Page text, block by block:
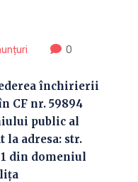
0
închirierii
CF nr. 59894
public al
adresa: str.
din domeniul